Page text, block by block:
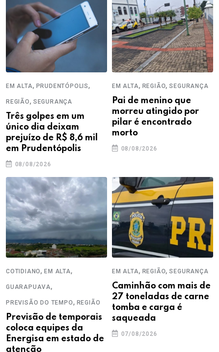
EM ALTA, PRUDENTÓPOLIS,
REGIÃO, SEGURANÇA
Três golpes em um
único dia deixam
prejuízo de R$ 8,6 mil
em Prudentópolis
08/08/2026
EM ALTA, REGIÃO,SEGURANÇA
Pai de menino que
morreu atingido por
pilar é encontrado
morto
08/08/2026
COTIDIANO,EM ALTA,
GUARAPUAVA,
PREVISÃO DO TEMPO, REGIÃO
Previsão de temporais
coloca equipes da
Energisa em estado de
atenção
EM ALTA, REGIÃO,SEGURANÇA
Caminhão com mais de
27 toneladas de carne
tomba e carga é
saqueada
07/08/2026